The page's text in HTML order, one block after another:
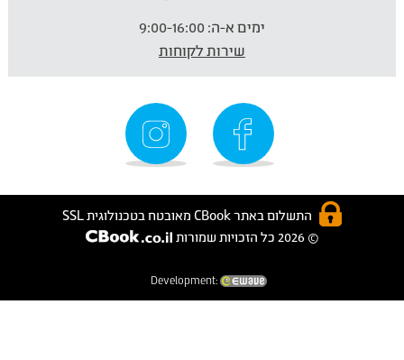
ימים א-ה:
שירות לקוחות
התשלום באתר CBook מאובטח בטכנולוגית SSL
© 2026 כל הזכויות שמורות
Development: